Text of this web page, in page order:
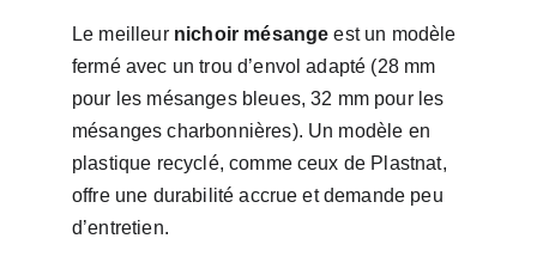
Le meilleur nichoir mésange est un modèle
fermé avec un trou d’envol adapté (28 mm
pour les mésanges bleues, 32 mm pour les
mésanges charbonnières). Un modèle en
plastique recyclé, comme ceux de Plastnat,
offre une durabilité accrue et demande peu
d’entretien.